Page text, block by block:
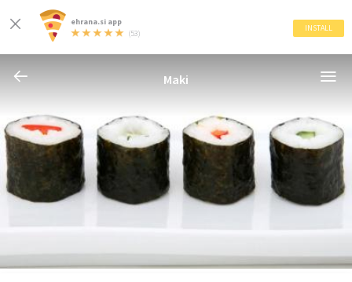
ehrana.si app
(53)
INSTALL
Maki